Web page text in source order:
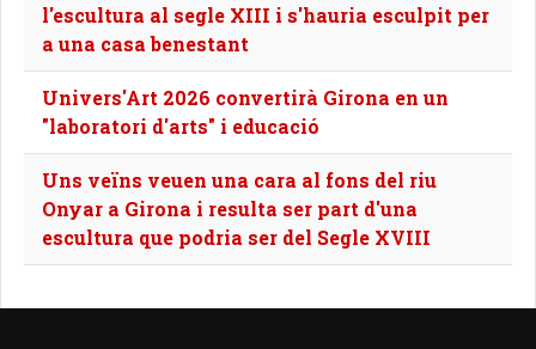
l'escultura al segle XIII i s'hauria esculpit per
a una casa benestant
Univers'Art 2026 convertirà Girona en un
"laboratori d'arts" i educació
Uns veïns veuen una cara al fons del riu
Onyar a Girona i resulta ser part d'una
escultura que podria ser del Segle XVIII